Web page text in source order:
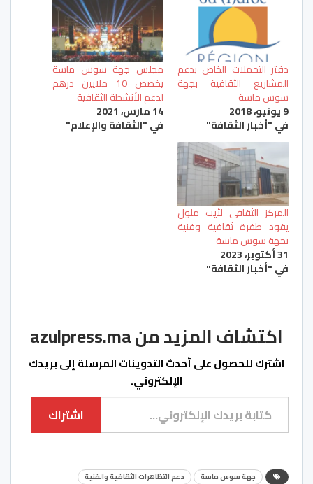
دفتر التحملات الخاص بدعم
المشاريع الثقافية بجهة
سوس ماسة
9 يونيو، 2018
في "أخبار الثقافة"
مجلس جهة سوس ماسة
يخصص 10 ملايين درهم
لدعم الأنشطة الثقافية
14 مارس، 2021
في "الثقافة والإعلام"
المركز الثقافي لأيت ملول
يقود طفرة ثقافية وفنية
بجهة سوس ماسة
31 أكتوبر، 2023
في "أخبار الثقافة"
اكتشاف المزيد من azulpress.ma
اشترك للحصول على أحدث التدوينات المرسلة إلى بريدك
الإلكتروني.
كتابة بريدك الإلكتروني...
اشتراك
جهة سوس ماسة
دعم التظاهرات الثقافية والفنية